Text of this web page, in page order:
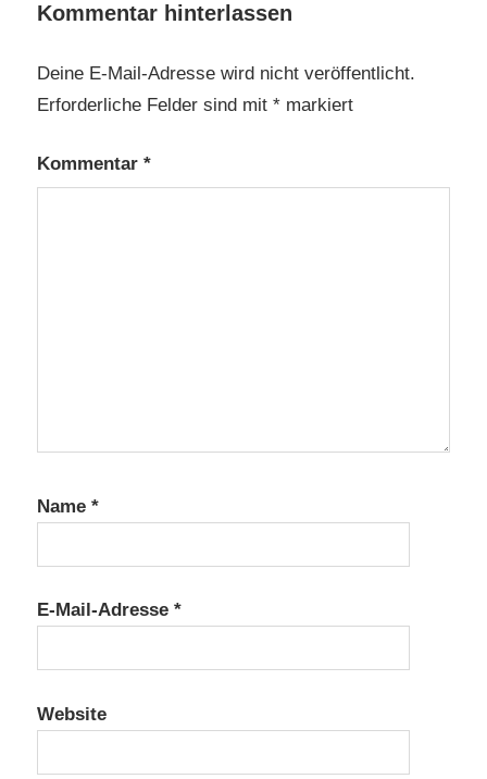
Kommentar hinterlassen
Deine E-Mail-Adresse wird nicht veröffentlicht.
Erforderliche Felder sind mit * markiert
Kommentar *
Name *
E-Mail-Adresse *
Website